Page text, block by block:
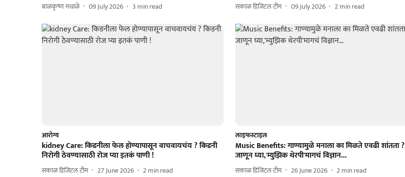
बाळकृष्ण मधाळे 09 July 2026 3 min read सकाळ डिजिटल टीम 09 July 2026 2min read
आरोग्य
kidney Care: किडनीला फेल होण्यापासून वाचवायचंय ? किडनी
निरोगी ठेवण्यासाठी रोज प्या इतकं पाणी !
सकाळ डिजिटल टीम 27 June 2026 2min read
लाइफस्टाइल
Music Benefits: गाण्यामुळे मनाला का मिळते एवढी शांतता ?
जाणून घ्या,'म्युझिक थेरपी'मागचं विज्ञान...
सकाळ डिजिटल टीम 26 June 2026 2min read